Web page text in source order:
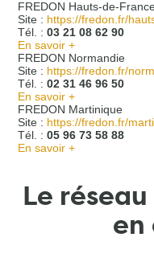
FREDON Hauts-de-
Site : https://fredon.fr/
Tél. : 03 21 08 62 90
En savoir +
FREDON Normandie
Site : https://fredon.fr/
Tél. : 02 31 46 96 50
En savoir +
FREDON Martinique
Site : https://fredon.fr/
Tél. : 05 96 73 58 88
En savoir +
Le
en